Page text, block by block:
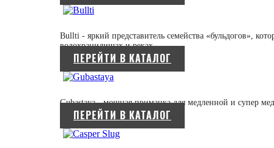
Bullti - яркий представитель семейства «бульдогов»,
водохранилищах и реках.
ПЕРЕЙТИ В КАТАЛОГ
Gubastaya - мощная приманка для медленной и супер
ПЕРЕЙТИ В КАТАЛОГ